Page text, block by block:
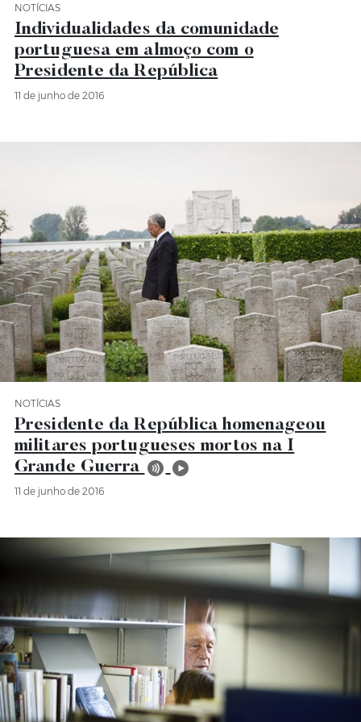
Categoria Notícias
NOTÍCIAS
Individualidades da comunidade
portuguesa em almoço com o
Presidente da República
11 de junho de 2016
Categoria Notícias
NOTÍCIAS
Presidente da República homenageou
militares portugueses mortos na I
Grande Guerra
11 de junho de 2016